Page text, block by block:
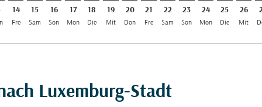
14
Fre
15
Sam
16
Son
17
Mon
18
Die
19
Mit
20
Don
21
Fre
22
Sam
23
Son
24
Mon
25
Die
26
Mit
Luxemburg-Stadt